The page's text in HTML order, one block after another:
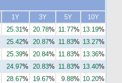
1Y 3Y 5Y
10Y
25.31 % 20.78% 11.77% 13.19%
25.42% 20.87% 11.83% 13.27%
25.39% 20.84% 11.83% 13.36%
24.97% 20.83% 11.83% 13.40%
28.67% 19.67% 9.88% 10.20%